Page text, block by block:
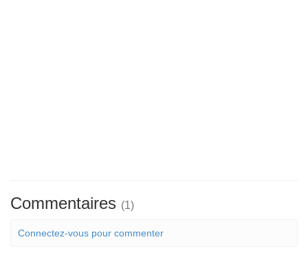
Commentaires (1)
Connectez-vous pour commenter